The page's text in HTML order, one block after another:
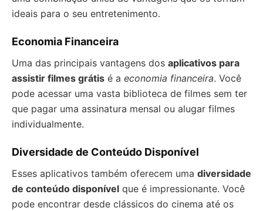
ideais para o seu entretenimento.
Economia Financeira
Uma das principais vantagens dos aplicativos para
assistir filmes grátis é a economia financeira. Você
pode acessar uma vasta biblioteca de filmes sem ter
que pagar uma assinatura mensal ou alugar filmes
individualmente.
Diversidade de Conteúdo Disponível
Esses aplicativos também oferecem uma diversidade
de conteúdo disponível que é impressionante. Você
pode encontrar desde clássicos do cinema até os